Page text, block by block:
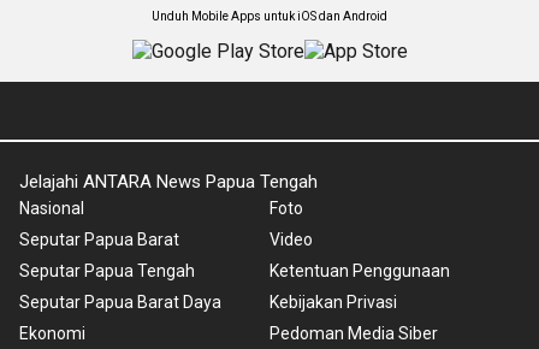
Unduh Mobile Apps untuk iOS dan Android
Jelajahi ANTARA News Papua Tengah
Nasional
Seputar Papua Barat
Seputar Papua Tengah
Seputar Papua Barat Daya
Ekonomi
Foto
Video
Ketentuan Penggunaan
Kebijakan Privasi
Pedoman Media Siber